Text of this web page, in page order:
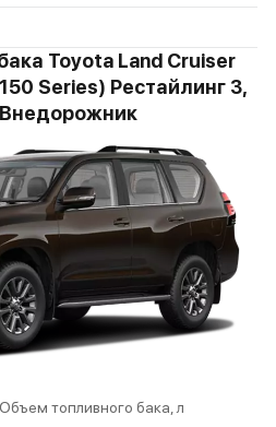
Toyota Land Cruiser
Series) Рестайлинг 3,
Объем топливного бака, л